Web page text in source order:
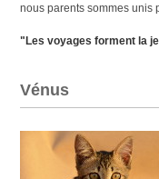
nous parents sommes unis
"Les voyages forment la
Vénus